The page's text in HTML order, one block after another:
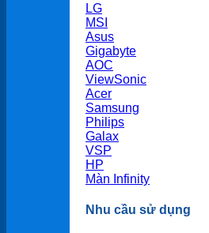
LG
MSI
Asus
Gigabyte
AOC
ViewSonic
Acer
Samsung
Philips
Galax
VSP
HP
Màn Infinity
Nhu cầu sử dụng